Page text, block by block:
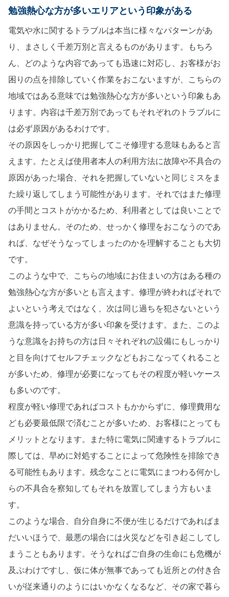
勉強熱心な方が多いエリアという印象がある
電気や水に関するトラブルは本当に様々なパターンがあ
り、まさしく千差万別と言えるものがあります。もちろ
ん、どのような内容であっても迅速に対応し、お客様がお
困りの点を排除していく作業をおこないますが、こちらの
地域ではある意味では勉強熱心な方が多いという印象もあ
ります。内容は千差万別であってもそれぞれのトラブルに
は必ず原因があるわけです。
その原因をしっかり把握してこそ修理する意味もあると言
えます。たとえば使用者本人の利用方法に故障や不具合の
原因があった場合、それを把握していないと同じミスをま
た繰り返してしまう可能性があります。それではまた修理
の手間とコストがかかるため、利用者としては良いことで
はありません。そのため、せっかく修理をおこなうのであ
れば、なぜそうなってしまったのかを理解することも大切
です。
このような中で、こちらの地域にお住まいの方はある種の
勉強熱心な方が多いとも言えます。修理が終わればそれで
よいという考えではなく、次は同じ過ちを犯さないという
意識を持っている方が多い印象を受けます。また、このよ
うな意識をお持ちの方は日々それぞれの設備にもしっかり
と目を向けてセルフチェックなどもおこなってくれること
が多いため、修理が必要になってもその程度が軽いケース
も多いのです。
程度が軽い修理であればコストもかからずに、修理費用な
ども必要最低限で済むことが多いため、お客様にとっても
メリットとなります。また特に電気に関連するトラブルに
際しては、早めに対処することによって危険性を排除でき
る可能性もあります。残念なことに電気にまつわる何かし
らの不具合を察知してもそれを放置してしまう方もいま
す。
このような場合、自分自身に不便が生じるだけであればま
だいいほうで、最悪の場合には火災などを引き起こしてし
まうこともあります。そうなればご自身の生命にも危機が
及ぶわけですし、仮に体が無事であっても近所との付き合
いが従来通りのようにはいかなくなるなど、その家で暮ら